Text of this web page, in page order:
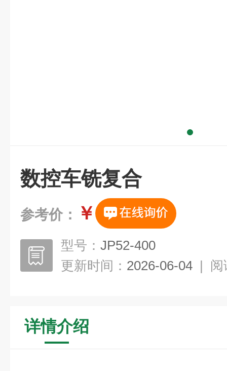
数控车铣复合
参考价： ￥
型号： JP52-400
更新时间： 2026-06-04 | 阅
详情介绍